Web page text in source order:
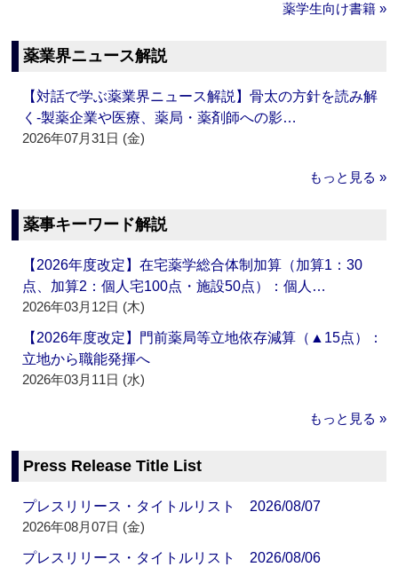
薬学生向け書籍 »
薬業界ニュース解説
【対話で学ぶ薬業界ニュース解説】骨太の方針を読み解
く‐製薬企業や医療、薬局・薬剤師への影…
2026年07月31日 (金)
もっと見る »
薬事キーワード解説
【2026年度改定】在宅薬学総合体制加算（加算1：30
点、加算2：個人宅100点・施設50点）：個人…
2026年03月12日 (木)
【2026年度改定】門前薬局等立地依存減算（▲15点）：
立地から職能発揮へ
2026年03月11日 (水)
もっと見る »
Press Release Title List
プレスリリース・タイトルリスト 2026/08/07
2026年08月07日 (金)
プレスリリース・タイトルリスト 2026/08/06